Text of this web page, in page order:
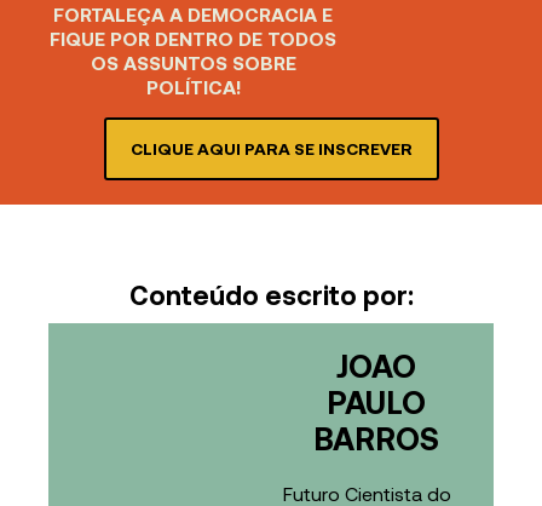
FORTALEÇA A DEMOCRACIA E
FIQUE POR DENTRO DE TODOS
OS ASSUNTOS SOBRE
POLÍTICA!
CLIQUE AQUI PARA SE INSCREVER
Conteúdo escrito por:
JOAO
PAULO
BARROS
Futuro Cientista do